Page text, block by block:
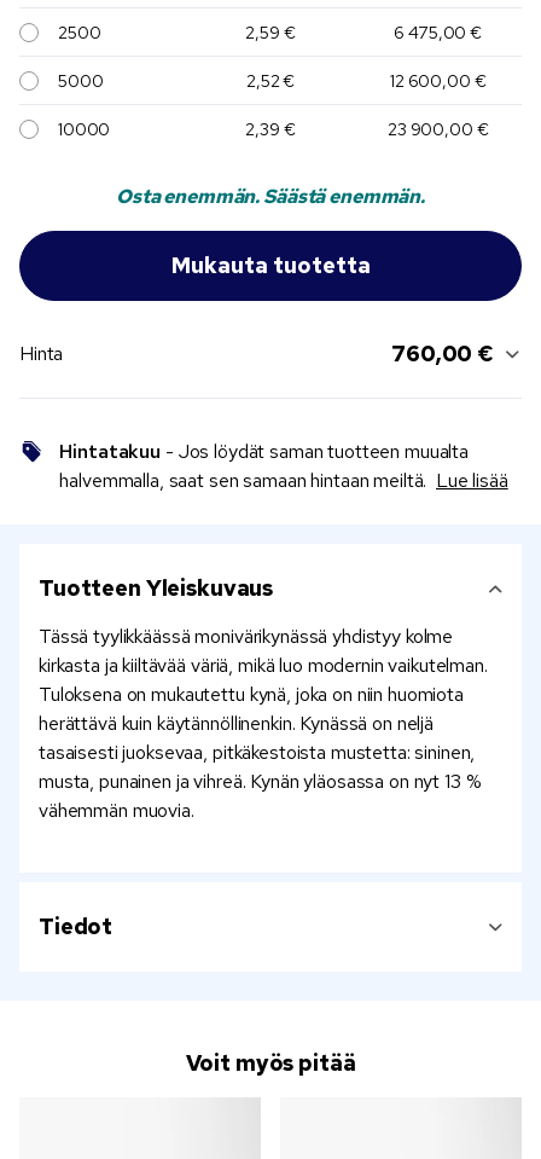
2500 2,59 € 6 475,00 €
5000 2,52 € 12 600,00 €
10000 2,39 € 23 900,00 €
Osta enemmän. Säästä enemmän.
Hinta 760,00 €
Hintatakuu - Jos löydät saman tuotteen muualta
halvemmalla, saat sen samaan hintaan meiltä. Lue lisää
Tuotteen Yleiskuvaus
Tässä tyylikkäässä monivärikynässä yhdistyy kolme
kirkasta ja kiiltävää väriä, mikä luo modernin vaikutelman.
Tuloksena on mukautettu kynä, joka on niin huomiota
herättävä kuin käytännöllinenkin. Kynässä on neljä
tasaisesti juoksevaa, pitkäkestoista mustetta: sininen,
musta, punainen ja vihreä. Kynän yläosassa on nyt 13 %
vähemmän muovia.
Tiedot
Voit myös pitää